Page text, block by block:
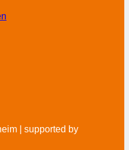
| supported by